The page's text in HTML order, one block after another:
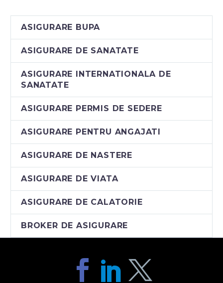
ASIGURARE BUPA
ASIGURARE DE SANATATE
ASIGURARE INTERNATIONALA DE
SANATATE
ASIGURARE PERMIS DE SEDERE
ASIGURARE PENTRU ANGAJATI
ASIGURARE DE NASTERE
ASIGURARE DE VIATA
ASIGURARE DE CALATORIE
BROKER DE ASIGURARE